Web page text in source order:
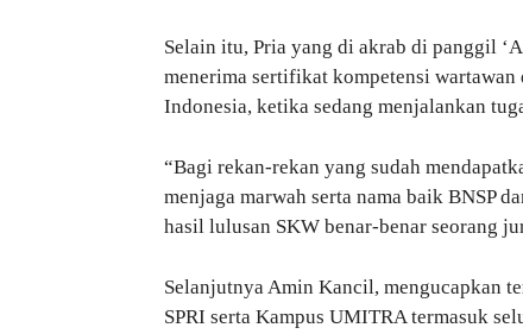
Selain itu, Pria yang di akrab di panggil
menerima sertifikat kompetensi wartawan
Indonesia, ketika sedang menjalankan
“Bagi rekan-rekan yang sudah
menjaga marwah serta nama baik BNSP
hasil lulusan SKW benar-benar seorang
Selanjutnya Amin Kancil, mengucapkan
SPRI serta Kampus UMITRA termasuk